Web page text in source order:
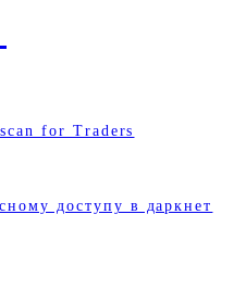
for Traders
доступу в даркнет